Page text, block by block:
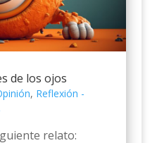
de los ojos
, Reflexión -
relato: